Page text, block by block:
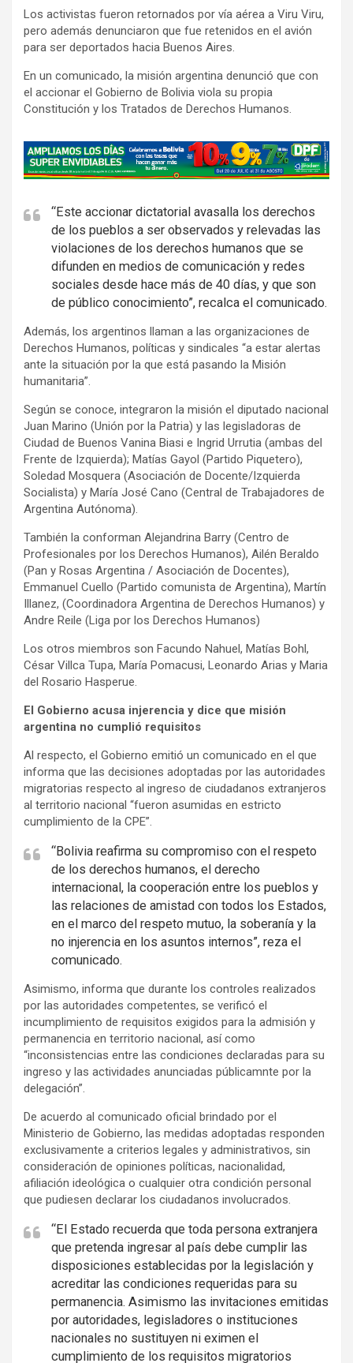
Los activistas fueron retornados por vía aérea a Viru Viru,
pero además denunciaron que fue retenidos en el avión
para ser deportados hacia Buenos Aires.
En un comunicado, la misión argentina denunció que con
el accionar el Gobierno de Bolivia viola su propia
Constitución y los Tratados de Derechos Humanos.
A
d
e
m
e
n
:
“Este accionar dictatorial avasalla los derechos
de los pueblos a ser observados y relevadas las
violaciones de los derechos humanos que se
difunden en medios de comunicación y redes
sociales desde hace más de 40 días, y que son
de público conocimiento”, recalca el comunicado.
Además, los argentinos llaman a las organizaciones de
Derechos Humanos, políticas y sindicales “a estar alertas
ante la situación por la que está pasando la Misión
humanitaria”.
Según se conoce, integraron la misión el diputado nacional
Juan Marino (Unión por la Patria) y las legisladoras de
Ciudad de Buenos Vanina Biasi e Ingrid Urrutia (ambas del
Frente de Izquierda); Matías Gayol (Partido Piquetero),
Soledad Mosquera (Asociación de Docente/Izquierda
Socialista) y María José Cano (Central de Trabajadores de
Argentina Autónoma).
También la conforman Alejandrina Barry (Centro de
Profesionales por los Derechos Humanos), Ailén Beraldo
(Pan y Rosas Argentina / Asociación de Docentes),
Emmanuel Cuello (Partido comunista de Argentina), Martín
Illanez, (Coordinadora Argentina de Derechos Humanos) y
Andre Reile (Liga por los Derechos Humanos)
Los otros miembros son Facundo Nahuel, Matías Bohl,
César Villca Tupa, María Pomacusi, Leonardo Arias y Maria
del Rosario Hasperue.
El Gobierno acusa injerencia y dice que misión
argentina no cumplió requisitos
Al respecto, el Gobierno emitió un comunicado en el que
informa que las decisiones adoptadas por las autoridades
migratorias respecto al ingreso de ciudadanos extranjeros
al territorio nacional “fueron asumidas en estricto
cumplimiento de la CPE”.
“Bolivia reafirma su compromiso con el respeto
de los derechos humanos, el derecho
internacional, la cooperación entre los pueblos y
las relaciones de amistad con todos los Estados,
en el marco del respeto mutuo, la soberanía y la
no injerencia en los asuntos internos”, reza el
comunicado.
Asimismo, informa que durante los controles realizados
por las autoridades competentes, se verificó el
incumplimiento de requisitos exigidos para la admisión y
permanencia en territorio nacional, así como
“inconsistencias entre las condiciones declaradas para su
ingreso y las actividades anunciadas públicamnte por la
delegación”.
De acuerdo al comunicado oficial brindado por el
Ministerio de Gobierno, las medidas adoptadas responden
exclusivamente a criterios legales y administrativos, sin
consideración de opiniones políticas, nacionalidad,
afiliación ideológica o cualquier otra condición personal
que pudiesen declarar los ciudadanos involucrados.
“El Estado recuerda que toda persona extranjera
que pretenda ingresar al país debe cumplir las
disposiciones establecidas por la legislación y
acreditar las condiciones requeridas para su
permanencia. Asimismo las invitaciones emitidas
por autoridades, legisladores o instituciones
nacionales no sustituyen ni eximen el
cumplimiento de los requisitos migratorios